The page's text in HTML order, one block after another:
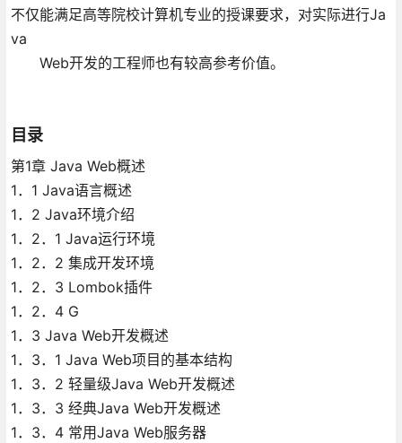
不仅能满足高等院校计算机专业的授课要求，对实际进行Ja
va
Web开发的工程师也有较高参考价值。
目录
第1章 Java Web概述
1．1 Java语言概述
1．2 Java环境介绍
1．2．1 Java运行环境
1．2．2 集成开发环境
1．2．3 Lombok插件
1．2．4 G
1．3 Java Web开发概述
1．3．1 Java Web项目的基本结构
1．3．2 轻量级Java Web开发概述
1．3．3 经典Java Web开发概述
1．3．4 常用Java Web服务器